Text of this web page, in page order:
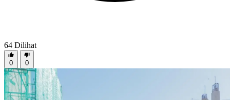
64 Dilihat
0 0